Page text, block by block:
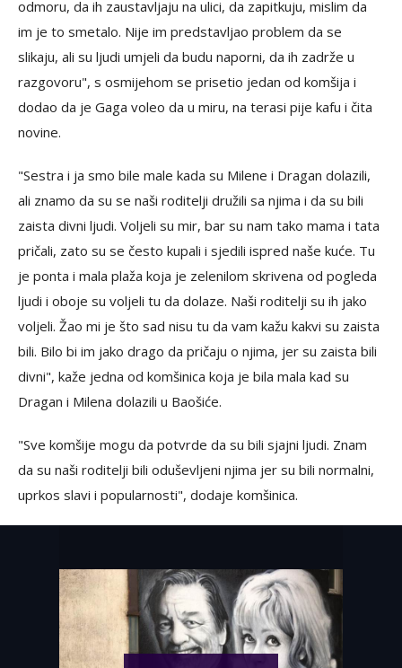
odmoru, da ih zaustavljaju na ulici, da zapitkuju, mislim da
im je to smetalo. Nije im predstavljao problem da se
slikaju, ali su ljudi umjeli da budu naporni, da ih zadrže u
razgovoru", s osmijehom se prisetio jedan od komšija i
dodao da je Gaga voleo da u miru, na terasi pije kafu i čita
novine.
"Sestra i ja smo bile male kada su Milene i Dragan dolazili,
ali znamo da su se naši roditelji družili sa njima i da su bili
zaista divni ljudi. Voljeli su mir, bar su nam tako mama i tata
pričali, zato su se često kupali i sjedili ispred naše kuće. Tu
je ponta i mala plaža koja je zelenilom skrivena od pogleda
ljudi i oboje su voljeli tu da dolaze. Naši roditelji su ih jako
voljeli. Žao mi je što sad nisu tu da vam kažu kakvi su zaista
bili. Bilo bi im jako drago da pričaju o njima, jer su zaista bili
divni", kaže jedna od komšinica koja je bila mala kad su
Dragan i Milena dolazili u Baošiće.
"Sve komšije mogu da potvrde da su bili sjajni ljudi. Znam
da su naši roditelji bili oduševljeni njima jer su bili normalni,
uprkos slavi i popularnosti", dodaje komšinica.